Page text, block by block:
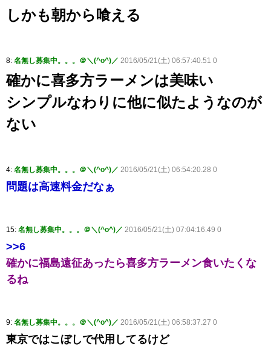
しかも朝から喰える
8: 名無し募集中。。。＠＼(^o^)／ 2016/05/21(土) 06:57:40.51 0
確かに喜多方ラーメンは美味い
シンプルなわりに他に似たようなのが
ない
4: 名無し募集中。。。＠＼(^o^)／ 2016/05/21(土) 06:54:20.28 0
問題は高速料金だなぁ
15: 名無し募集中。。。＠＼(^o^)／ 2016/05/21(土) 07:04:16.49 0
>>6
確かに福島遠征あったら喜多方ラーメン食いたくな
るね
9: 名無し募集中。。。＠＼(^o^)／ 2016/05/21(土) 06:58:37.27 0
東京ではこぼしで代用してるけど